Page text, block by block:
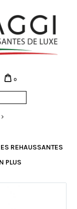
0
REHAUSSANTES
PLUS